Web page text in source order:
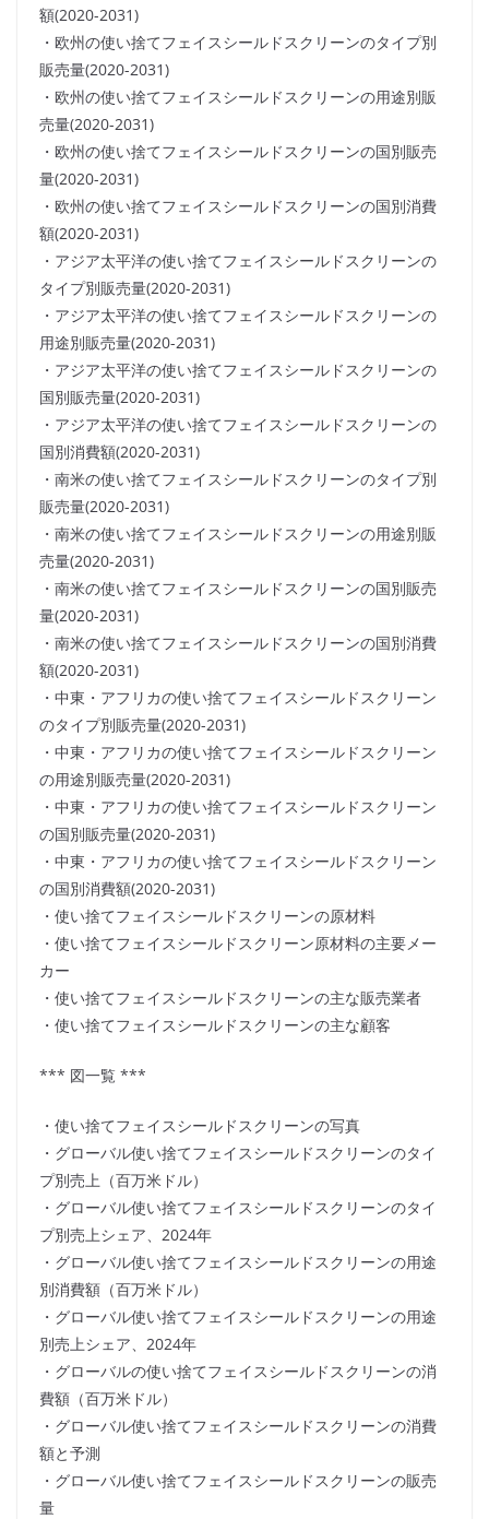
額(2020-2031)
・欧州の使い捨てフェイスシールドスクリーンのタイプ別
販売量(2020-2031)
・欧州の使い捨てフェイスシールドスクリーンの用途別販
売量(2020-2031)
・欧州の使い捨てフェイスシールドスクリーンの国別販売
量(2020-2031)
・欧州の使い捨てフェイスシールドスクリーンの国別消費
額(2020-2031)
・アジア太平洋の使い捨てフェイスシールドスクリーンの
タイプ別販売量(2020-2031)
・アジア太平洋の使い捨てフェイスシールドスクリーンの
用途別販売量(2020-2031)
・アジア太平洋の使い捨てフェイスシールドスクリーンの
国別販売量(2020-2031)
・アジア太平洋の使い捨てフェイスシールドスクリーンの
国別消費額(2020-2031)
・南米の使い捨てフェイスシールドスクリーンのタイプ別
販売量(2020-2031)
・南米の使い捨てフェイスシールドスクリーンの用途別販
売量(2020-2031)
・南米の使い捨てフェイスシールドスクリーンの国別販売
量(2020-2031)
・南米の使い捨てフェイスシールドスクリーンの国別消費
額(2020-2031)
・中東・アフリカの使い捨てフェイスシールドスクリーン
のタイプ別販売量(2020-2031)
・中東・アフリカの使い捨てフェイスシールドスクリーン
の用途別販売量(2020-2031)
・中東・アフリカの使い捨てフェイスシールドスクリーン
の国別販売量(2020-2031)
・中東・アフリカの使い捨てフェイスシールドスクリーン
の国別消費額(2020-2031)
・使い捨てフェイスシールドスクリーンの原材料
・使い捨てフェイスシールドスクリーン原材料の主要メー
カー
・使い捨てフェイスシールドスクリーンの主な販売業者
・使い捨てフェイスシールドスクリーンの主な顧客
*** 図一覧 ***
・使い捨てフェイスシールドスクリーンの写真
・グローバル使い捨てフェイスシールドスクリーンのタイ
プ別売上（百万米ドル）
・グローバル使い捨てフェイスシールドスクリーンのタイ
プ別売上シェア、2024年
・グローバル使い捨てフェイスシールドスクリーンの用途
別消費額（百万米ドル）
・グローバル使い捨てフェイスシールドスクリーンの用途
別売上シェア、2024年
・グローバルの使い捨てフェイスシールドスクリーンの消
費額（百万米ドル）
・グローバル使い捨てフェイスシールドスクリーンの消費
額と予測
・グローバル使い捨てフェイスシールドスクリーンの販売
量